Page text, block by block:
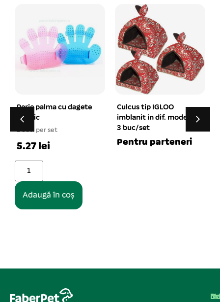
Culcus tip IGLOO
imblanit in dif. modele
3 buc/set
Pentru parteneri
Zgarda chinga cu
volanas 1×30 cm
1 buc. per set
8.76 lei